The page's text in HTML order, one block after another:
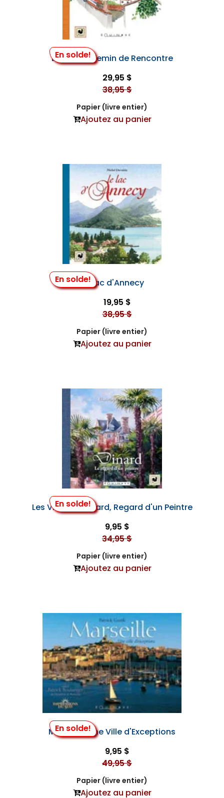
En solde!
Le Gers, Chemin de Rencontre
29,95 $
38,95 $
Papier (livre entier)
Ajoutez au panier
En solde!Le Lac d'Annecy
19,95 $
38,95 $
Papier (livre entier)
Ajoutez au panier
En solde!
Les Villas de Dinard, Regard d'un Peintre
9,95 $
34,95 $
Papier (livre entier)
Ajoutez au panier
En solde!
Marseille, une Ville d'Exceptions
9,95 $
49,95 $
Papier (livre entier)
Ajoutez au panier